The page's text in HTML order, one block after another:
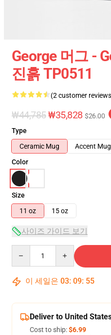
George 머그 -
진흙 TP0511
(2 customer
₩44,785₩35,828 $26.00
Type
Ceramic Mug
Accent Mug
Color
Size
11 oz
15 oz
사이즈 가이드 보기
이 세일은 03: 09: 54
Deliver to United
Cost to ship:$6.99